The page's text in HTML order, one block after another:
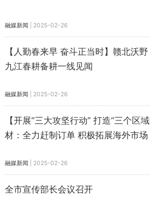
融媒新闻 2025-02-26
【人勤春来早 奋斗正当时】赣北沃
九江春耕备耕一线见闻
融媒新闻 2025-02-26
【开展“三大攻坚行动” 打造“三个区
材：全力赶制订单 积极拓展海外市场
融媒新闻 2025-02-26
全市宣传部长会议召开